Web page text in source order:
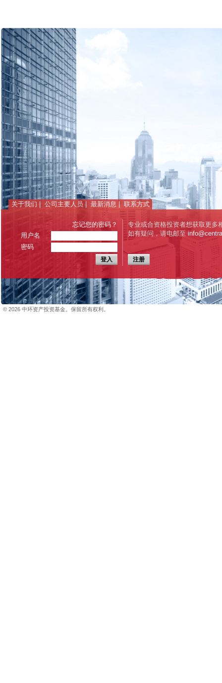
忘记您的密码？
专业或合资格投资者想获取更多
如有疑问，请电邮至
用户名
密码
登入 注册
关于我们 公司主要人员 最新消息 联系方式
© 2026 中环资产投资基金。保留所有权利。